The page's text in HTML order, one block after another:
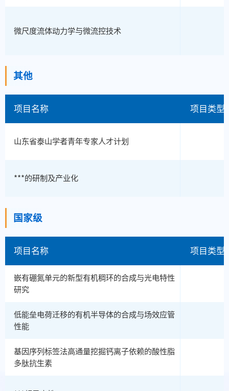
微尺度流体动力学与微流控技术
其他
项目名称 项目类型
山东省泰山学者青年专家人才计划
***的研制及产业化
国家级
项目名称 项目类型
嵌有硼氮单元的新型有机稠环的合成与光电特性
研究
低能垒电荷迁移的有机半导体的合成与场效应管
性能
基因序列标签法高通量挖掘钙离子依赖的酸性脂
多肽抗生素